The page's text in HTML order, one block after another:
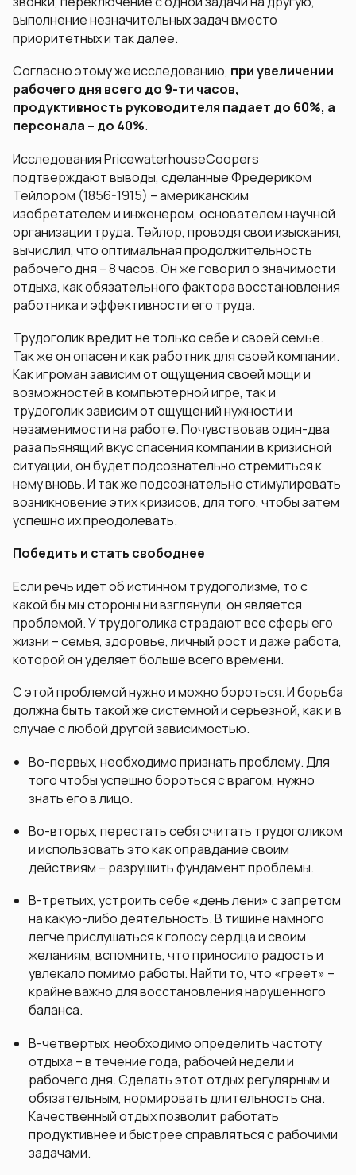
выполнение незначительных задач вместо
приоритетных и так далее.
Согласно этому же исследованию, при увеличении
рабочего дня всего до 9-ти часов,
продуктивность руководителя падает до 60%, а
персонала – до 40%.
Исследования PricewaterhouseCoopers
подтверждают выводы, сделанные Фредериком
Тейлором (1856-1915) – американским
изобретателем и инженером, основателем научной
организации труда. Тейлор, проводя свои изыскания,
вычислил, что оптимальная продолжительность
рабочего дня – 8 часов. Он же говорил о значимости
отдыха, как обязательного фактора восстановления
работника и эффективности его труда.
Трудоголик вредит не только себе и своей семье.
Так же он опасен и как работник для своей компании.
Как игроман зависим от ощущения своей мощи и
возможностей в компьютерной игре, так и
трудоголик зависим от ощущений нужности и
незаменимости на работе. Почувствовав один-два
раза пьянящий вкус спасения компании в кризисной
ситуации, он будет подсознательно стремиться к
нему вновь. И так же подсознательно стимулировать
возникновение этих кризисов, для того, чтобы затем
успешно их преодолевать.
Победить и стать свободнее
Если речь идет об истинном трудоголизме, то с
какой бы мы стороны ни взглянули, он является
проблемой. У трудоголика страдают все сферы его
жизни – семья, здоровье, личный рост и даже работа,
которой он уделяет больше всего времени.
С этой проблемой нужно и можно бороться. И борьба
должна быть такой же системной и серьезной, как и в
случае с любой другой зависимостью.
Во-первых, необходимо признать проблему. Для
того чтобы успешно бороться с врагом, нужно
знать его в лицо.
Во-вторых, перестать себя считать трудоголиком
и использовать это как оправдание своим
действиям – разрушить фундамент проблемы.
В-третьих, устроить себе «день лени» с запретом
на какую-либо деятельность. В тишине намного
легче прислушаться к голосу сердца и своим
желаниям, вспомнить, что приносило радость и
увлекало помимо работы. Найти то, что «греет» –
крайне важно для восстановления нарушенного
баланса.
В-четвертых, необходимо определить частоту
отдыха – в течение года, рабочей недели и
рабочего дня. Сделать этот отдых регулярным и
обязательным, нормировать длительность сна.
Качественный отдых позволит работать
продуктивнее и быстрее справляться с рабочими
задачами.